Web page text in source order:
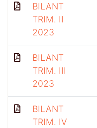
BILANT
TRIM. II
2023
BILANT
TRIM. III
2023
BILANT
TRIM. IV